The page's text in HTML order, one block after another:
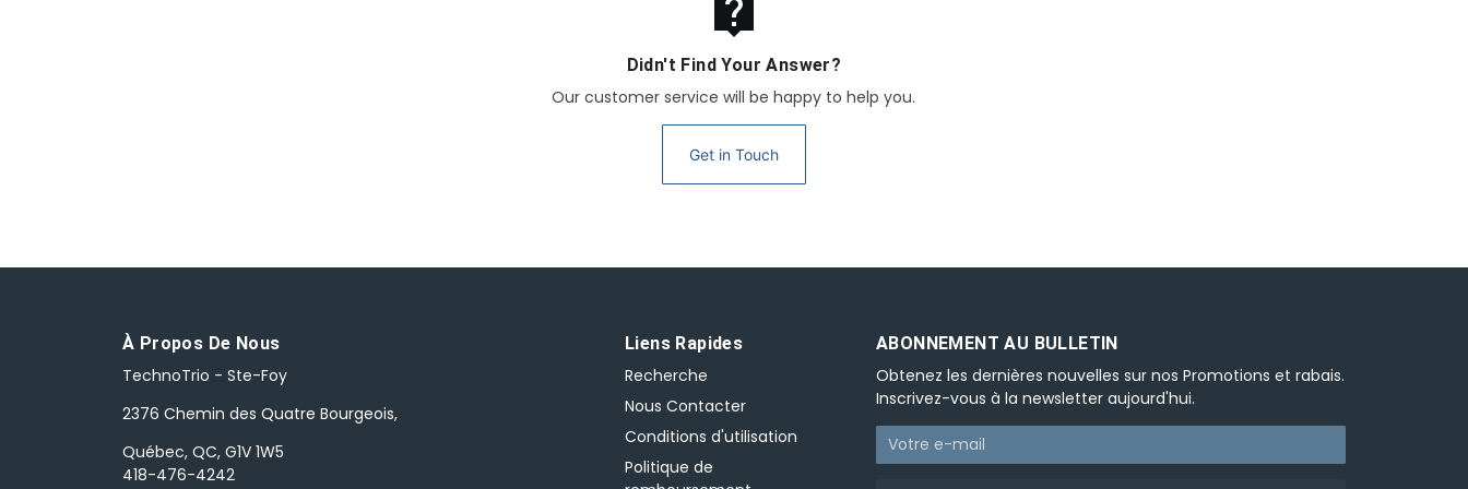
live_help
Didn't Find Your Answer?
Our customer service will be happy to help you.
Get in Touch
À Propos De Nous
TechnoTrio - Ste-Foy
2376 Chemin des Quatre Bourgeois,
Québec, QC, G1V 1W5
418-476-4242
Liens Rapides
Recherche
Nous Contacter
Conditions d'utilisation
Politique de
ABONNEMENT AU BULLETIN
Obtenez les dernières nouvelles sur nos Promotions et rabais.
Inscrivez-vous à la newsletter aujourd'hui.